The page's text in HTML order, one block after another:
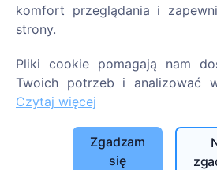
Polityka
Ustawienia plików
Szukaj
Szukaj cmentarzy
komfort przeglądania i
strony.
Pliki cookie pomagają nam
Twoich potrzeb i analizować
Czytaj więcej
Zgadzam
się